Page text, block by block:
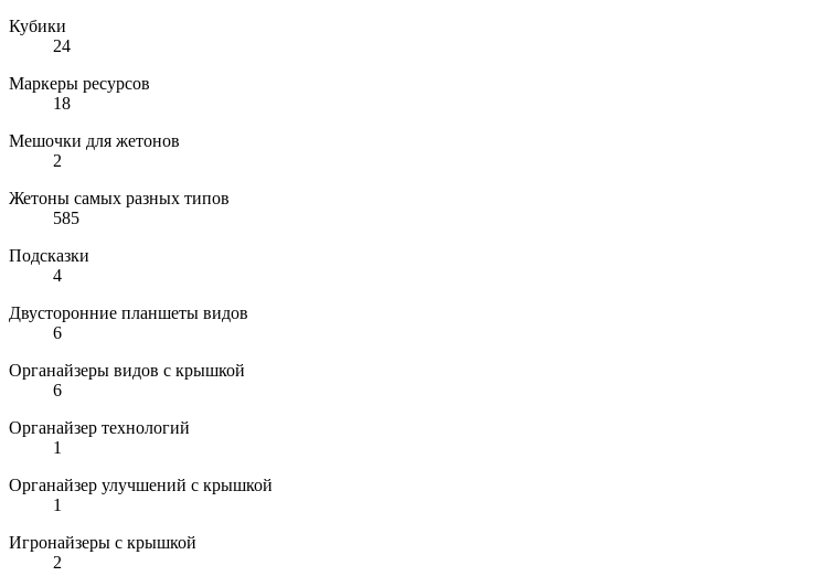
Кубики
24
Маркеры ресурсов
18
Мешочки для жетонов
2
Жетоны самых разных типов
585
Подсказки
4
Двусторонние планшеты видов
6
Органайзеры видов с крышкой
6
Органайзер технологий
1
Органайзер улучшений с крышкой
1
Игронайзеры с крышкой
2